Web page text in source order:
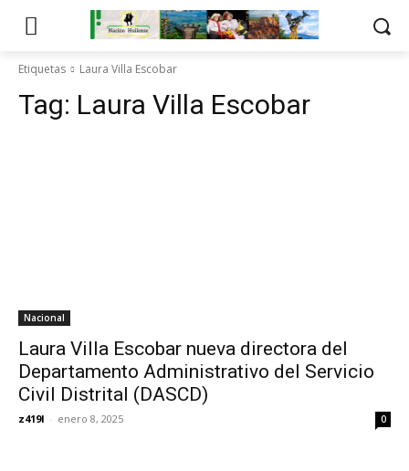
Etiquetas Laura Villa Escobar
Tag: Laura Villa Escobar
Nacional
Laura Villa Escobar nueva directora del
Departamento Administrativo del Servicio
Civil Distrital (DASCD)
z419l - enero 8, 2025 0